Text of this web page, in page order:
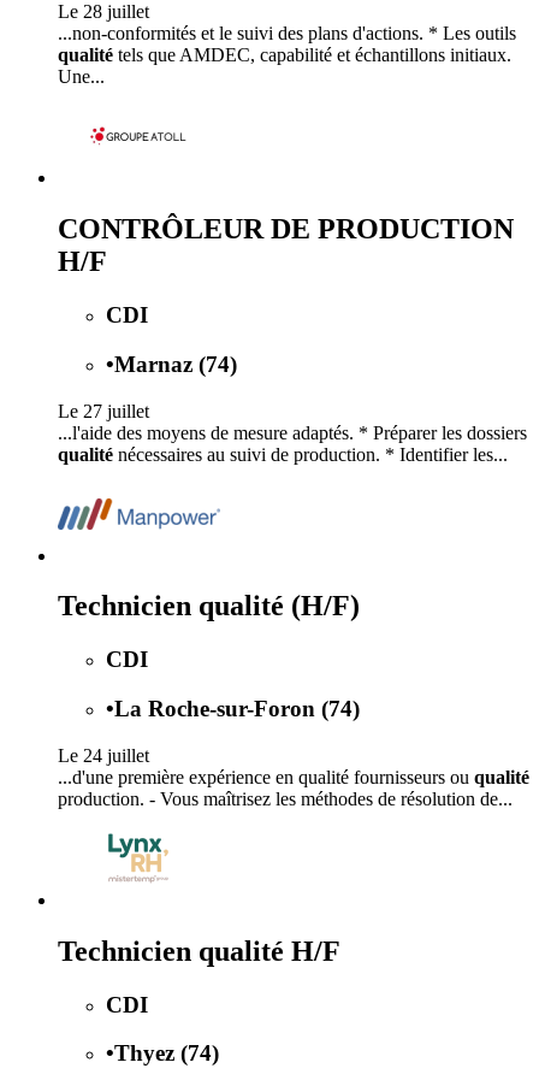
Le 28 juillet
...non-conformités et le suivi des plans d'actions. * Les outils
qualité tels que AMDEC, capabilité et échantillons initiaux.
Une...
CONTRÔLEUR DE PRODUCTION
H/F
CDI
•Marnaz (74)
Le 27 juillet
...l'aide des moyens de mesure adaptés. * Préparer les dossiers
qualité nécessaires au suivi de production. * Identifier les...
Technicien qualité (H/F)
CDI
•La Roche-sur-Foron (74)
Le 24 juillet
...d'une première expérience en qualité fournisseurs ou qualité
production. - Vous maîtrisez les méthodes de résolution de...
Technicien qualité H/F
CDI
•Thyez (74)